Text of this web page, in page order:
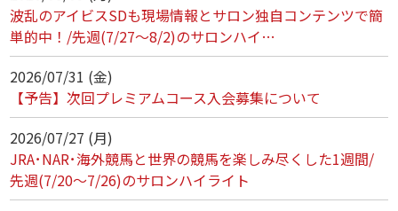
波乱のアイビスSDも現場情報とサロン独自コンテンツで簡
単的中！/先週(7/27～8/2)のサロンハイ…
2026/07/31 (金)
【予告】次回プレミアムコース入会募集について
2026/07/27 (月)
JRA･NAR･海外競馬と世界の競馬を楽しみ尽くした1週間/
先週(7/20～7/26)のサロンハイライト